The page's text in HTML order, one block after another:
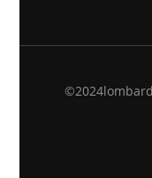
©2024